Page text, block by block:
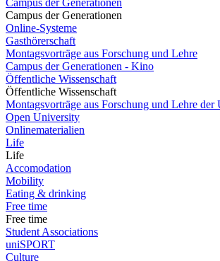
Campus der Generationen
Campus der Generationen
Online-Systeme
Gasthörerschaft
Montagsvorträge aus Forschung und Lehre
Campus der Generationen - Kino
Öffentliche Wissenschaft
Öffentliche Wissenschaft
Montagsvorträge aus Forschung und Lehre der
Open University
Onlinematerialien
Life
Life
Accomodation
Mobility
Eating & drinking
Free time
Free time
Student Associations
uniSPORT
Culture